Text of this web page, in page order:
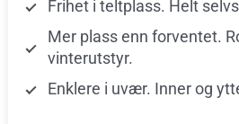
Frihet i teltplass. Helt
Mer plass enn forventet.
vinterutstyr.
Enklere i uvær. Inner og